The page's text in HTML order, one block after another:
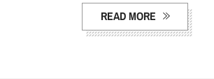
READ MORE